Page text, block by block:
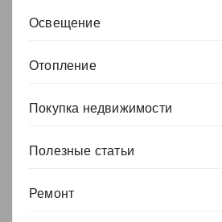
Освещение
Отопление
Покупка недвижимости
Полезные статьи
Ремонт